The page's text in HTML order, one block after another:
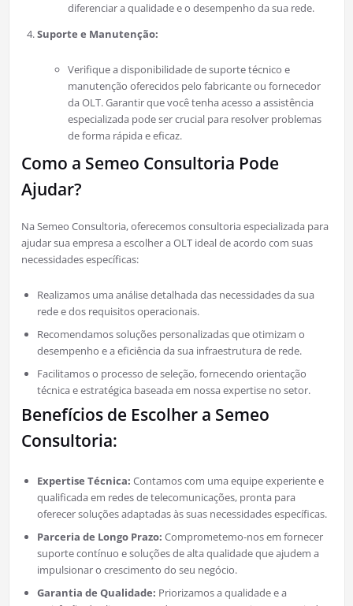
diferenciar a qualidade e o desempenho da sua rede.
Suporte e Manutenção:
Verifique a disponibilidade de suporte técnico e
manutenção oferecidos pelo fabricante ou fornecedor
da OLT. Garantir que você tenha acesso a assistência
especializada pode ser crucial para resolver problemas
de forma rápida e eficaz.
Como a Semeo Consultoria Pode
Ajudar?
Na Semeo Consultoria, oferecemos consultoria especializada para
ajudar sua empresa a escolher a OLT ideal de acordo com suas
necessidades específicas:
Realizamos uma análise detalhada das necessidades da sua
rede e dos requisitos operacionais.
Recomendamos soluções personalizadas que otimizam o
desempenho e a eficiência da sua infraestrutura de rede.
Facilitamos o processo de seleção, fornecendo orientação
técnica e estratégica baseada em nossa expertise no setor.
Benefícios de Escolher a Semeo
Consultoria:
Expertise Técnica: Contamos com uma equipe experiente e
qualificada em redes de telecomunicações, pronta para
oferecer soluções adaptadas às suas necessidades específicas.
Parceria de Longo Prazo: Comprometemo-nos em fornecer
suporte contínuo e soluções de alta qualidade que ajudem a
impulsionar o crescimento do seu negócio.
Garantia de Qualidade: Priorizamos a qualidade e a